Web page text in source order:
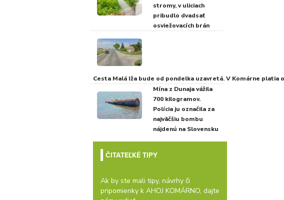
stromy, v uliciach
pribudlo dvadsať
osviežovacích brán
Cesta Malá Iža bude od pondelka uzavretá. V Komárne platia
Mína z Dunaja vážila
700 kilogramov.
Polícia ju označila za
najväčšiu bombu
nájdenú na Slovensku
ČITATEĽKÉ TIPY
Ak by ste mali tipy, návrhy či
pripomienky k AHOJ KOMÁRNO, dajte